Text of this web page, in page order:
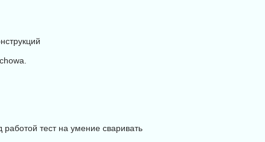
тест на умение сваривать